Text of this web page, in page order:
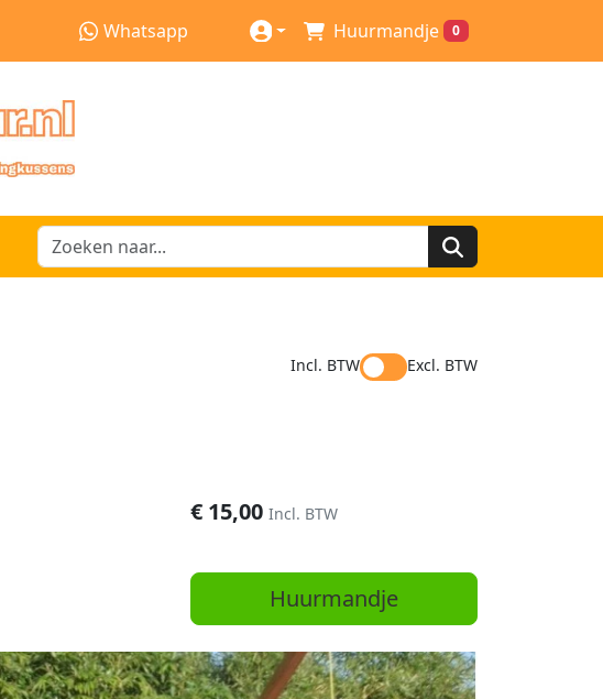
Whatsapp Huurmandje 0
Incl. BTW
Excl. BTW
€ 15,00 Incl. BTW
Huurmandje